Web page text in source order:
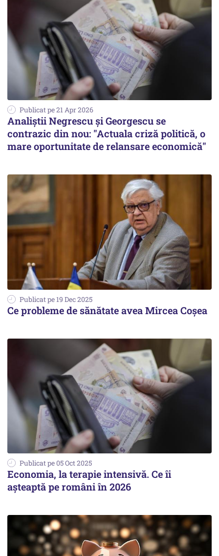
Publicat pe 21 Apr 2026
Analiștii Negrescu și Georgescu se
contrazic din nou: "Actuala criză politică, o
mare oportunitate de relansare economică"
Publicat pe 19 Dec 2025
Ce probleme de sănătate avea Mircea Coșea
Publicat pe 05 Oct 2025
Economia, la terapie intensivă. Ce îi
așteaptă pe români în 2026